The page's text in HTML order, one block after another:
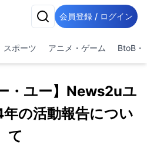
会員登録 / ログイン
スポーツ アニメ・ゲーム BtoB・
・ユー】News2uユ
の活動報告につい
て